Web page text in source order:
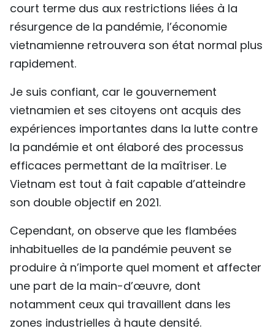
court terme dus aux restrictions liées à la
résurgence de la pandémie, l’économie
vietnamienne retrouvera son état normal plus
rapidement.
Je suis confiant, car le gouvernement
vietnamien et ses citoyens ont acquis des
expériences importantes dans la lutte contre
la pandémie et ont élaboré des processus
efficaces permettant de la maîtriser. Le
Vietnam est tout à fait capable d’atteindre
son double objectif en 2021.
Cependant, on observe que les flambées
inhabituelles de la pandémie peuvent se
produire à n’importe quel moment et affecter
une part de la main-d’œuvre, dont
notamment ceux qui travaillent dans les
zones industrielles à haute densité.